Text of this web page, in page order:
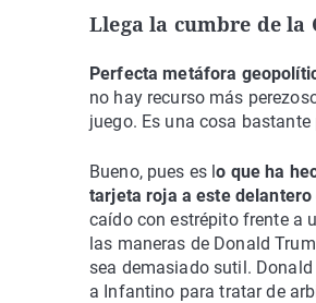
Llega la cumbre de
Perfecta metáfora
no hay recurso más
juego. Es una cosa
Bueno, pues es lo que ha
tarjeta roja a este
caído con estrépito frente a
las maneras de Donald
sea demasiado sutil.
a Infantino para tratar de